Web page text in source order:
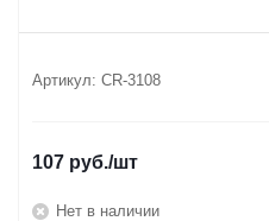
Артикул: CR-3108
107 руб./шт
Нет в наличии